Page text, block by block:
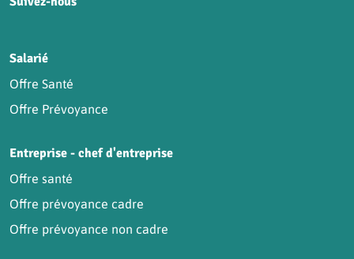
Salarié
Offre Santé
Offre Prévoyance
Entreprise - chef d'entreprise
Offre santé
Offre prévoyance cadre
Offre prévoyance non cadre